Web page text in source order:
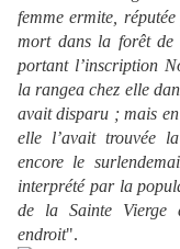
femme ermite,
mort dans la forêt de
portant l’inscription
la rangea chez elle
avait disparu ; mais
elle l’avait trouvée
encore le
interprété par la
de la Sainte Vierge
endroit".